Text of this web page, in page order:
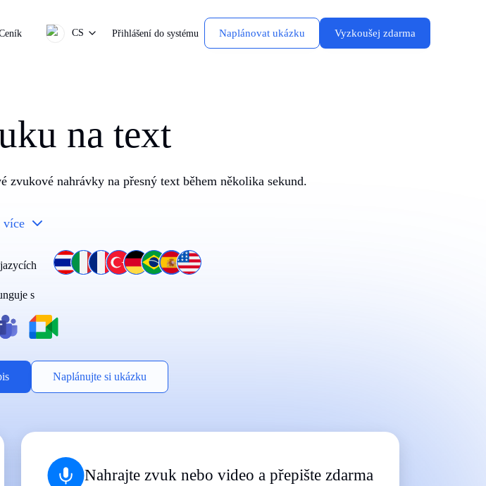
CS Přihlášení do systému Naplánovat ukázku Vyzkoušej zdarma
na text
zvukové nahrávky na přesný text během několika sekund.
více
souborů
s
Naplánujte si ukázku
Nahrajte zvuk nebo video a přepište zdarma